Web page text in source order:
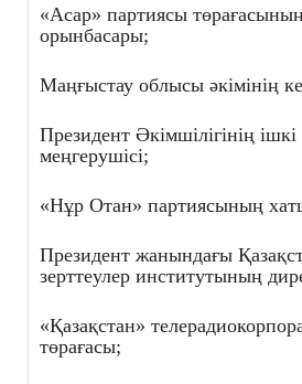
«Асар» партиясы
орынбасары;
Маңғыстау облысы әкімінің
Президент Әкімшілігінің ішкі
меңгерушісі;
«Нұр Отан» партиясының
Президент жанындағы
зерттеулер институтының
«Қазақстан»
төрағасы;